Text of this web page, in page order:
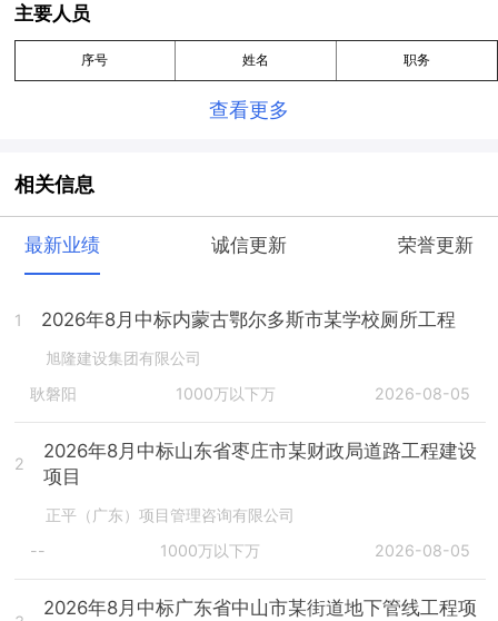
主要人员
序号 姓名 职务
查看更多
相关信息
最新业绩 诚信更新 荣誉更新
1 2026年8月中标内蒙古鄂尔多斯市某学校厕所工程
旭隆建设集团有限公司
耿磐阳
1000万以下万 2026-08-05
2
2026年8月中标山东省枣庄市某财政局道路工程建设
项目
正平（广东）项目管理咨询有限公司
--
1000万以下万 2026-08-05
2026年8月中标广东省中山市某街道地下管线工程项